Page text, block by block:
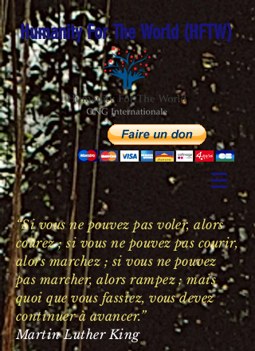
Humanity For The World (HFTW)
“Si vous ne pouvez pas voler, alors
courez ; si vous ne pouvez pas courir,
alors marchez ; si vous ne pouvez
pas marcher, alors rampez ; mais
quoi que vous fassiez, vous devez
continuer à avancer.”
Martin Luther King